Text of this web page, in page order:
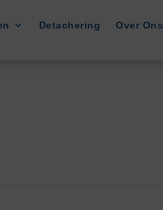
Detachering Over Ons